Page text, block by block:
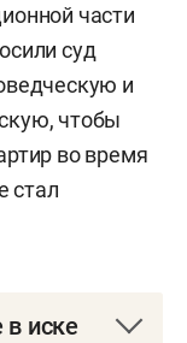
части
суд
и
чтобы
во время
стал
иске